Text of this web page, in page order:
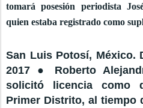
tomará posesión periodista
quien estaba registrado como
San Luis Potosí, México.
2017 ● Roberto
solicitó licencia como
Primer Distrito, al tiempo